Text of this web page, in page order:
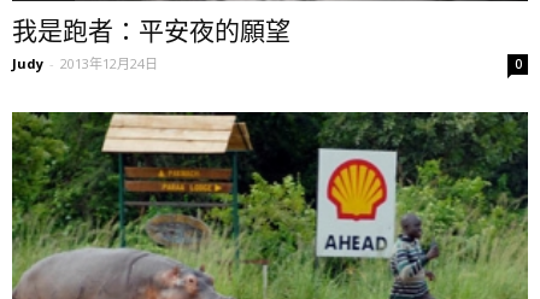
我是跑者：平安夜的願望
Judy - 2013年12月24日 0